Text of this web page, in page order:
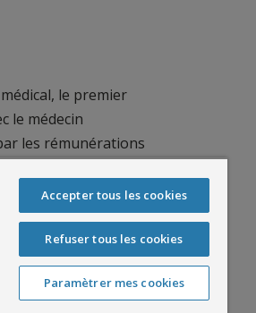
le premier
le médecin
les rémunérations
système
d’une partie des
favorisent
de santé
Accepter tous les cookies
Refuser tous les cookies
Paramètrer mes cookies